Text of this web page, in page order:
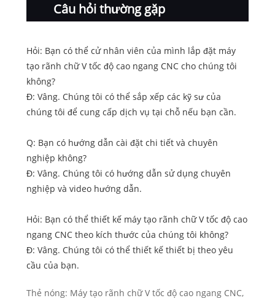
Câu hỏi thường gặp
Hỏi: Bạn có thể cử nhân viên của mình lắp đặt máy
tạo rãnh chữ V tốc độ cao ngang CNC cho chúng tôi
không?
Đ: Vâng. Chúng tôi có thể sắp xếp các kỹ sư của
chúng tôi để cung cấp dịch vụ tại chỗ nếu bạn cần.
Q: Bạn có hướng dẫn cài đặt chi tiết và chuyên
nghiệp không?
Đ: Vâng. Chúng tôi có hướng dẫn sử dụng chuyên
nghiệp và video hướng dẫn.
Hỏi: Bạn có thể thiết kế máy tạo rãnh chữ V tốc độ cao
ngang CNC theo kích thước của chúng tôi không?
Đ: Vâng. Chúng tôi có thể thiết kế thiết bị theo yêu
cầu của bạn.
Thẻ nóng: Máy tạo rãnh chữ V tốc độ cao ngang CNC,